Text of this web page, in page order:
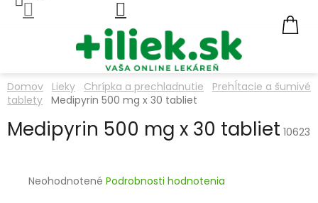
LIEKY
VITAMÍNY
MINERÁLY
Domov Lieky Chrípka a prechladnutie
Prehĺtacie a šumivé
tablety Medipyrin 500 mg x 30 tabliet
Medipyrin 500 mg x 30 tabliet 10623
Priemerné
Neohodnotené Podrobnosti hodnotenia